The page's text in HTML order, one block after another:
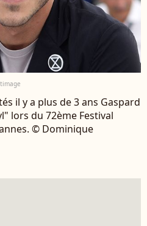
il y a plus de 3 ans Gaspard
lors du 72ème Festival
© Dominique